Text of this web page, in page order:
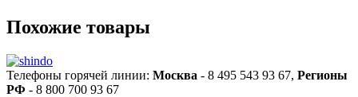
Похожие товары
Телефоны горячей линии: Москва - 8 495 543 93 67, Регионы
РФ - 8 800 700 93 67